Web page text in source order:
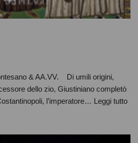
& AA.VV. Di umili origini,
dello zio, Giustiniano completò
l’imperatore… Leggi tutto